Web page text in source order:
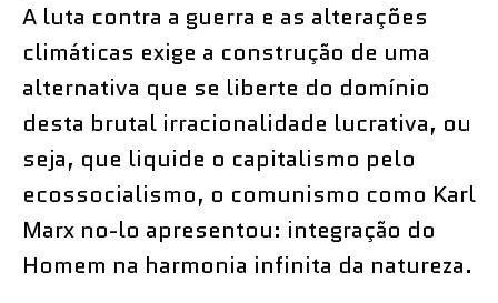
A luta contra a guerra e as alterações
climáticas exige a construção de uma
alternativa que se liberte do domínio
desta brutal irracionalidade lucrativa, ou
seja, que liquide o capitalismo pelo
ecossocialismo, o comunismo como Karl
Marx no-lo apresentou: integração do
Homem na harmonia infinita da natureza.